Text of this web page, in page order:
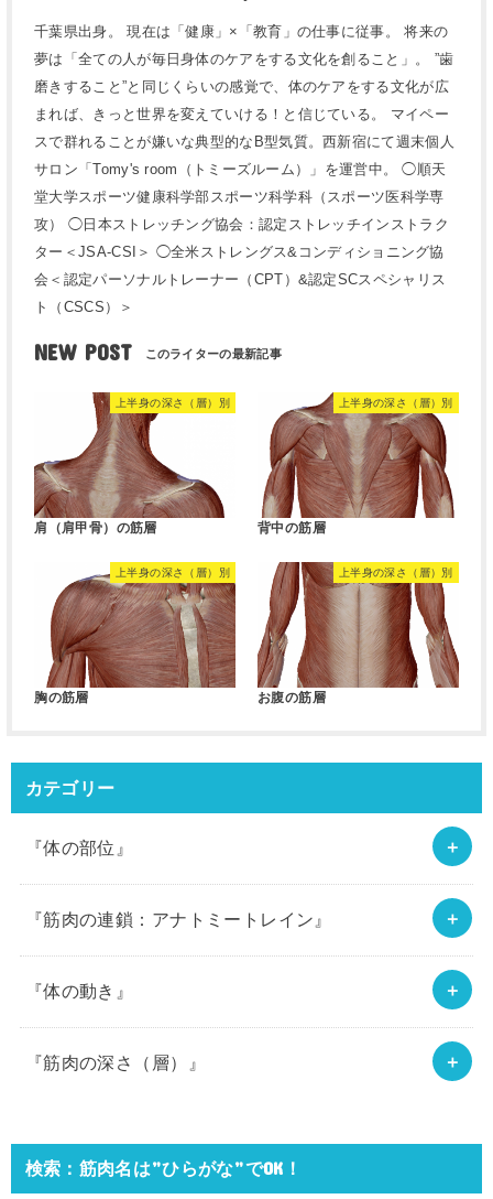
千葉県出身。 現在は「健康」×「教育」の仕事に従事。 将来の
夢は「全ての人が毎日身体のケアをする文化を創ること」。 ”歯
磨きすること”と同じくらいの感覚で、体のケアをする文化が広
まれば、きっと世界を変えていける！と信じている。 マイペー
スで群れることが嫌いな典型的なB型気質。西新宿にて週末個人
サロン「Tomy's room（トミーズルーム）」を運営中。 ◯順天
堂大学スポーツ健康科学部スポーツ科学科（スポーツ医科学専
攻） ◯日本ストレッチング協会：認定ストレッチインストラク
ター＜JSA-CSI＞ ◯全米ストレングス&コンディショニング協
会＜認定パーソナルトレーナー（CPT）&認定SCスペシャリス
ト（CSCS）＞
NEW POST
上半身の深さ（層）別
肩（肩甲骨）の筋層
上半身の深さ（層）別
背中の筋層
上半身の深さ（層）別
胸の筋層
上半身の深さ（層）別
お腹の筋層
カテゴリー
『体の部位』
『筋肉の連鎖：アナトミートレイン』
『体の動き』
『筋肉の深さ（層）』
検索：筋肉名は”ひらがな”でOK！